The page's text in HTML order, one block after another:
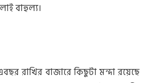
বাহুল্য।
রাখির বাজারে কিছুটা মন্দা রয়েছে